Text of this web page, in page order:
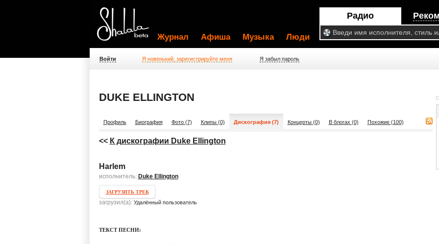
Радио
Журнал Афиша Музыка Люди
Войти Я новенький, зарегистрируйте меня Я забыл пароль
DUKE ELLINGTON
Профиль Биография Фото (7) Клипы (0) Дискография (7) Концерты (0) В блогах (0) Похожие (100)
<< К дискографии Duke Ellington
Harlem
исполнитель: Duke Ellington
ЗАГРУЗИТЬ ТРЕК
загрузил(а): Удалённый пользователь
ТЕКСТ ПЕСНИ: